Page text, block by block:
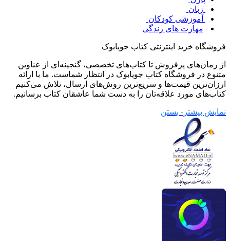
زبان
آموزشی کودکان
مهارت های زندگی
فروشگاه خرید اینترنتی کتاب جویابوک
از رمان‌های پرفروش تا کتاب‌های تخصصی، گنجینه‌ای از عناوین
متنوع در فروشگاه کتاب جویابوک در انتظار شماست. ما با ارائه
ارزان‌ترین قیمت‌ها و سریع‌ترین روش‌های ارسال، تلاش می‌کنیم
کتاب‌های مورد علاقه‌تان را به دست شما عاشقان کتاب برسانیم.
نمایش بیشتر - بستن